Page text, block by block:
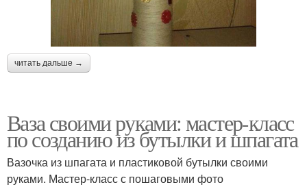
читать дальше →
Ваза своими руками: мастер-класс
по созданию из бутылки и шпагата
Вазочка из шпагата и пластиковой бутылки своими
руками. Мастер-класс с пошаговыми фото